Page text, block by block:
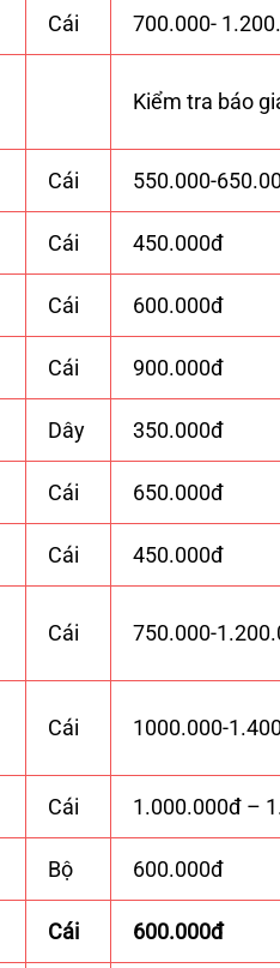
Cái 700.000-
Kiểm tra báo
Cái 550.000-
Cái 450.000đ
Cái 600.000đ
Cái 900.000đ
Dây 350.000đ
Cái 650.000đ
Cái 450.000đ
Cái 750.000-
Cái 1000.000-
Cái 1.000.000đ –
Bộ 600.000đ
Cái 600.000đ